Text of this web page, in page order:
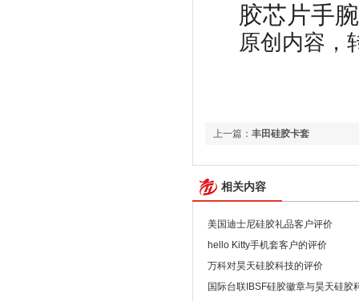
原创内容，
上一篇： 丰田硅胶卡套
相关内容
美国迪士尼硅胶礼品客户评价
hello Kitty手机套客户的评价
万科对昊天硅胶科技的评价
国际台联IBSF硅胶徽章与昊天硅胶